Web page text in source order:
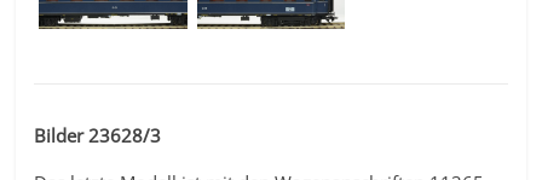
Bilder 23628/3